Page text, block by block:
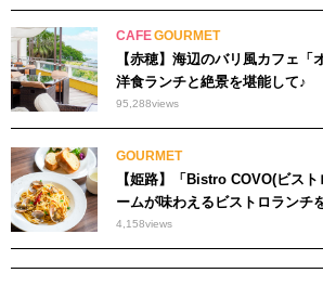
CAFEGOURMET
【赤穂】海辺のバリ風カフェ「
洋食ランチと絶景を堪能して♪
95,288views
GOURMET
【姫路】「Bistro COVO(ビス
ームが味わえるビストロランチ
4,158views